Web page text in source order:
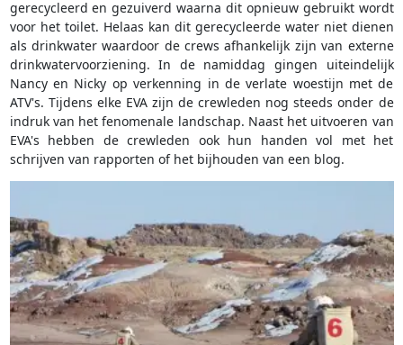
gerecycleerd en gezuiverd waarna dit opnieuw gebruikt wordt
voor het toilet. Helaas kan dit gerecycleerde water niet dienen
als drinkwater waardoor de crews afhankelijk zijn van externe
drinkwatervoorziening. In de namiddag gingen uiteindelijk
Nancy en Nicky op verkenning in de verlate woestijn met de
ATV's. Tijdens elke EVA zijn de crewleden nog steeds onder de
indruk van het fenomenale landschap. Naast het uitvoeren van
EVA's hebben de crewleden ook hun handen vol met het
schrijven van rapporten of het bijhouden van een blog.